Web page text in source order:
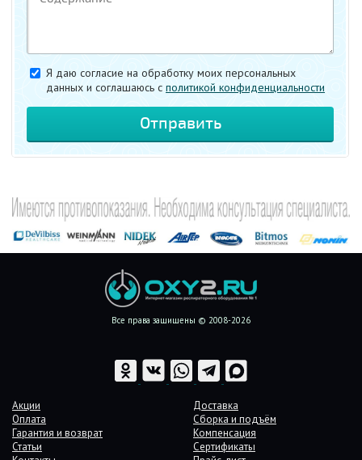
Я даю согласие на обработку моих персональных
данных и соглашаюсь c политикой конфиденциальности
Все права защищены © 2008-2026
Акции
Доставка
Оплата
Сборка и подъём
Гарантия и возврат
Компенсация
Статьи
Сертификаты